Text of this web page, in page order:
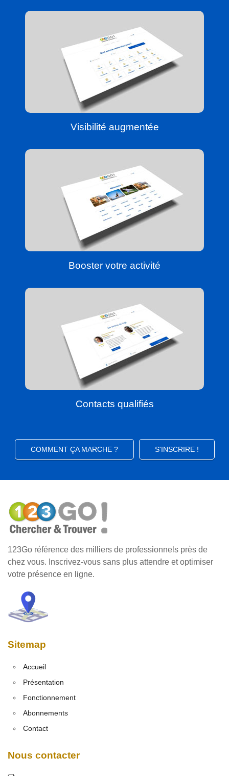
Visibilité augmentée
Booster votre activité
Contacts qualifiés
COMMENT ÇA MARCHE ? S'INSCRIRE !
123Go référence des milliers de professionnels près de
chez vous. Inscrivez-vous sans plus attendre et optimiser
votre présence en ligne.
Sitemap
Accueil
Présentation
Fonctionnement
Abonnements
Contact
Nous contacter